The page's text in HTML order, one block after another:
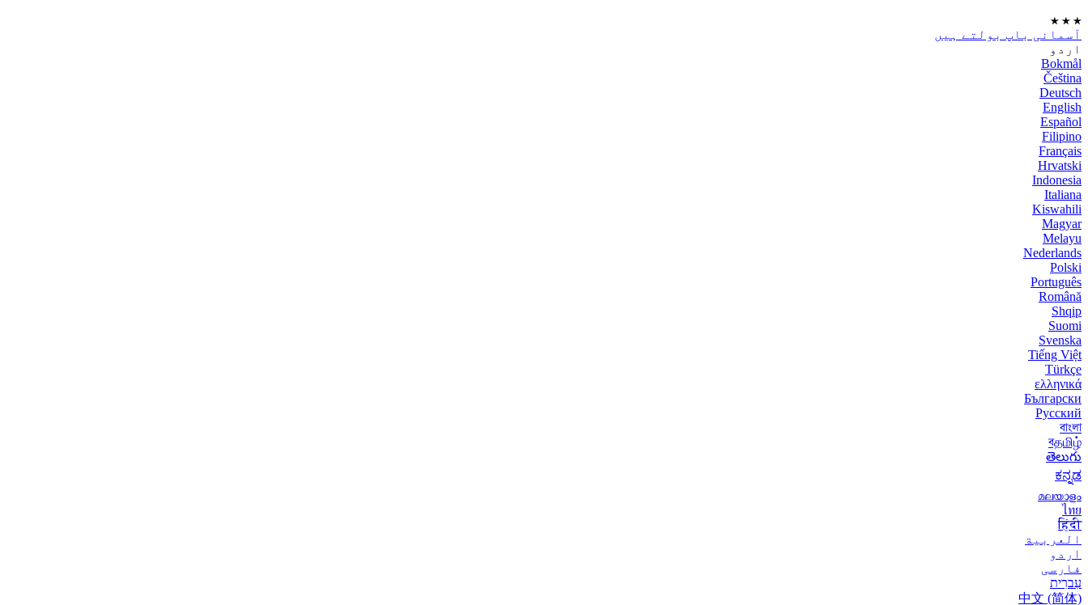
★
★
★
آسمانی باپ بولتے ہیں
اردو
Bokmål
Čeština
Deutsch
English
Español
Filipino
Français
Hrvatski
Indonesia
Italiana
Kiswahili
Magyar
Melayu
Nederlands
Polski
Português
Română
Shqip
Suomi
Svenska
Tiếng Việt
Türkçe
ελληνικά
Български
Русский
বাংলা
বதமிழ்
తెలుగు
ಕನ್ನಡ
മലയാളം
ไทย
हिंदी
العربية
اردو
فارسی
עִברִית
中文 (简体)